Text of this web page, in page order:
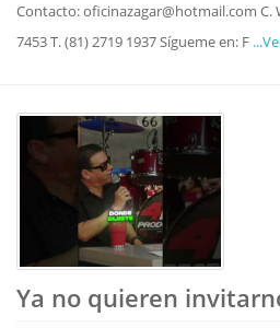
Contacto: oficinazagar@hotmail.com C.
7453 T. (81) 2719 1937 Sígueme en: F
Ya no quieren